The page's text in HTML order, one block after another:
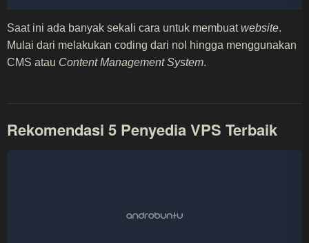
Saat ini ada banyak sekali cara untuk membuatwebsite.
Mulai dari melakukan coding dari nol hingga menggunakan
CMS atau Content Management System.
Rekomendasi 5 Penyedia VPS Terbaik